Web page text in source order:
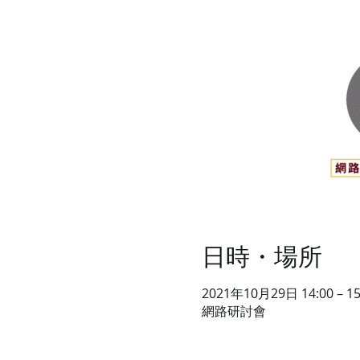
日時・場所
2021年10月29日 14:00 –
網路研討會